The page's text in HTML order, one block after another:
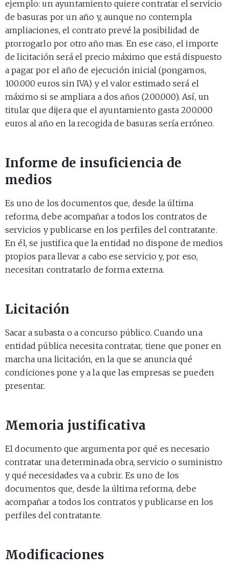
ejemplo: un ayuntamiento quiere contratar el servicio
de basuras por un año y, aunque no contempla
ampliaciones, el contrato prevé la posibilidad de
prorrogarlo por otro año mas. En ese caso, el importe
de licitación será el precio máximo que está dispuesto
a pagar por el año de ejecución inicial (pongamos,
100.000 euros sin IVA) y el valor estimado será el
máximo si se ampliara a dos años (200.000). Así, un
titular que dijera que el ayuntamiento gasta 200.000
euros al año en la recogida de basuras sería erróneo.
Informe de insuficiencia de
medios
Es uno de los documentos que, desde la última
reforma, debe acompañar a todos los contratos de
servicios y publicarse en los perfiles del contratante.
En él, se justifica que la entidad no dispone de medios
propios para llevar a cabo ese servicio y, por eso,
necesitan contratarlo de forma externa.
Licitación
Sacar a subasta o a concurso público. Cuando una
entidad pública necesita contratar, tiene que poner en
marcha una licitación, en la que se anuncia qué
condiciones pone y a la que las empresas se pueden
presentar.
Memoria justificativa
El documento que argumenta por qué es necesario
contratar una determinada obra, servicio o suministro
y qué necesidades va a cubrir. Es uno de los
documentos que, desde la última reforma, debe
acompañar a todos los contratos y publicarse en los
perfiles del contratante.
Modificaciones